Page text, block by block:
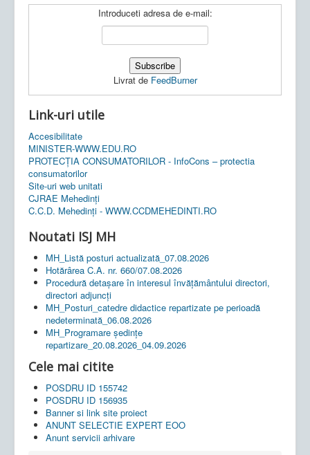
Introduceti adresa de e-mail:
Livrat de FeedBurner
Link-uri utile
Accesibilitate
MINISTER-WWW.EDU.RO
PROTECȚIA CONSUMATORILOR - InfoCons – protectia
consumatorilor
Site-uri web unitati
CJRAE Mehedinți
C.C.D. Mehedinţi - WWW.CCDMEHEDINTI.RO
Noutati ISJ MH
MH_Listă posturi actualizată_07.08.2026
Hotărârea C.A. nr. 660/07.08.2026
Procedură detașare în interesul învățământului directori,
directori adjuncți
MH_Posturi_catedre didactice repartizate pe perioadă
nedeterminată_06.08.2026
MH_Programare ședințe
repartizare_20.08.2026_04.09.2026
Cele mai citite
POSDRU ID 155742
POSDRU ID 156935
Banner si link site proiect
ANUNT SELECTIE EXPERT EOO
Anunt servicii arhivare